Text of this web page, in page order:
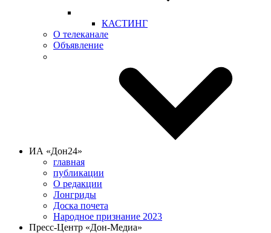
КАСТИНГ
О телеканале
Объявление
ИА «Дон24»
главная
публикации
О редакции
Лонгриды
Доска почета
Народное признание 2023
Пресс-Центр «Дон-Медиа»